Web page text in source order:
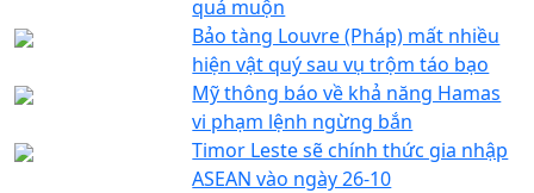
quá muộn
Bảo tàng Louvre (Pháp) mất nhiều
hiện vật quý sau vụ trộm táo bạo
Mỹ thông báo về khả năng Hamas
vi phạm lệnh ngừng bắn
Timor Leste sẽ chính thức gia nhập
ASEAN vào ngày 26-10